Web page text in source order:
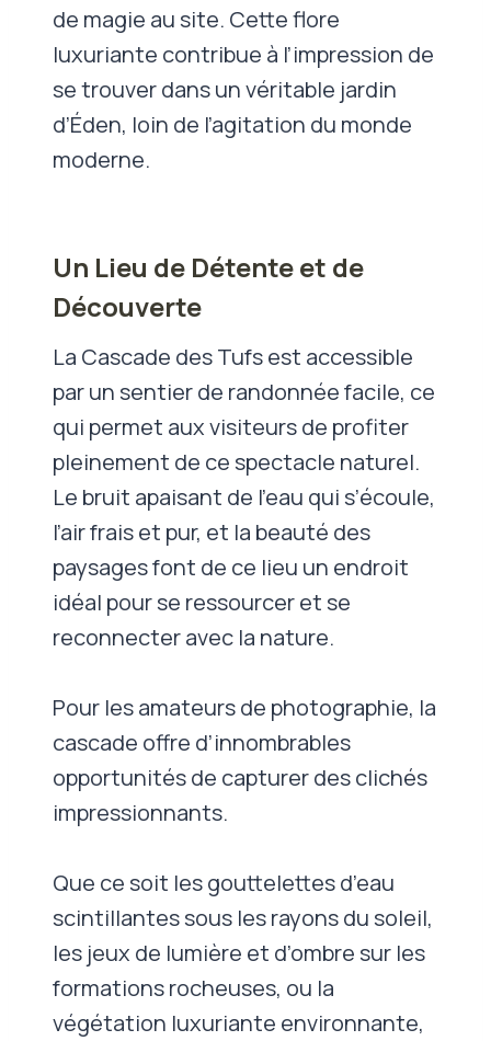
de magie au site. Cette flore
luxuriante contribue à l’impression de
se trouver dans un véritable jardin
d’Éden, loin de l’agitation du monde
moderne.
Un Lieu de Détente et de
Découverte
La Cascade des Tufs est accessible
par un sentier de randonnée facile, ce
qui permet aux visiteurs de profiter
pleinement de ce spectacle naturel.
Le bruit apaisant de l’eau qui s’écoule,
l’air frais et pur, et la beauté des
paysages font de ce lieu un endroit
idéal pour se ressourcer et se
reconnecter avec la nature.
Pour les amateurs de photographie, la
cascade offre d’innombrables
opportunités de capturer des clichés
impressionnants.
Que ce soit les gouttelettes d’eau
scintillantes sous les rayons du soleil,
les jeux de lumière et d’ombre sur les
formations rocheuses, ou la
végétation luxuriante environnante,